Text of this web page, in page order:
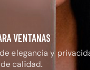
VENTANAS
elegancia y
calidad.